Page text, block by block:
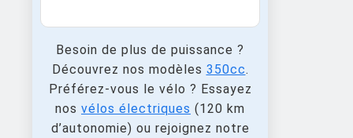
Besoin de plus de puissance ?
Découvrez nos modèles 350cc.
Préférez-vous le vélo ? Essayez
nos vélos électriques (120 km
d’autonomie) ou rejoignez notre